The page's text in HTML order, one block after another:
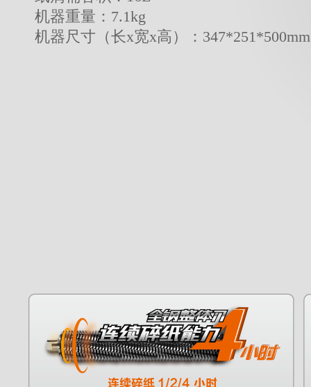
机器重量：7.1kg
机器尺寸（长x宽x高）：347*251*500mm